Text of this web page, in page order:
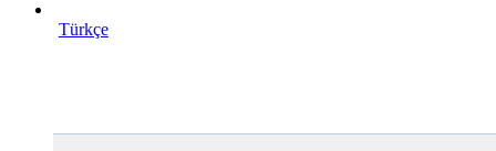
Türkçe